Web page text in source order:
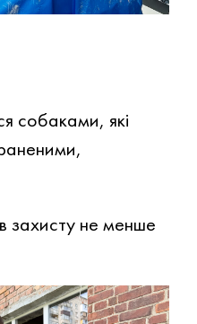
собаками, які
захисту не менше